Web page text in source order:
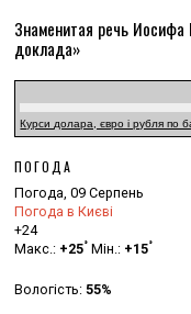
Знаменитая речь Иосифа
доклада»
Курси долара, євро і рубля по
ПОГОДА
Погода, 09 Серпень
Погода в Києві
+24
Макс.: +25° Мін.: +15°
Вологість:55%